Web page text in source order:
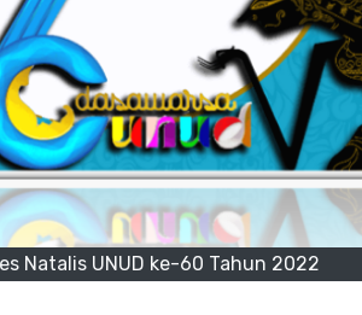
Natalis UNUD ke-60 Tahun 2022